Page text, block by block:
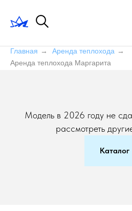
Главная → Аренда теплохода →
Аренда теплохода Маргарита
Модель в 2026 году не
рассмотреть
Каталог